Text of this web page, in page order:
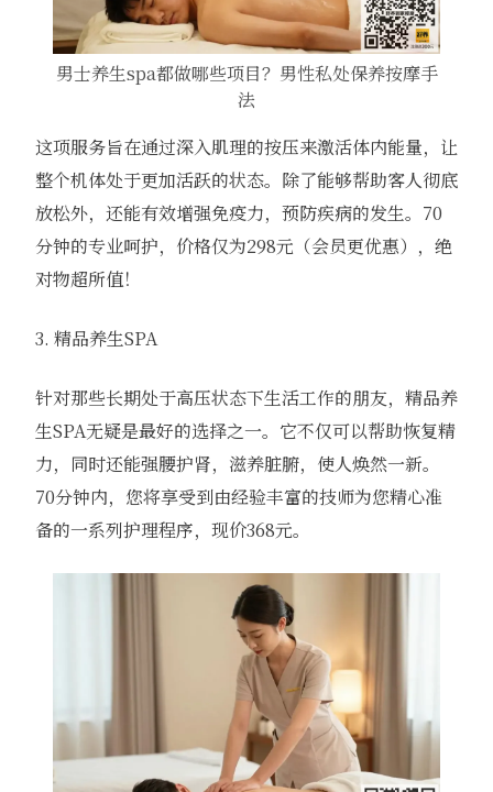
男士养生spa都做哪些项目？男性私处保养按摩手
法
这项服务旨在通过深入肌理的按压来激活体内能量，让
整个机体处于更加活跃的状态。除了能够帮助客人彻底
放松外，还能有效增强免疫力，预防疾病的发生。70
分钟的专业呵护，价格仅为298元（会员更优惠），绝
对物超所值！
3. 精品养生SPA
针对那些长期处于高压状态下生活工作的朋友，精品养
生SPA无疑是最好的选择之一。它不仅可以帮助恢复精
力，同时还能强腰护肾，滋养脏腑，使人焕然一新。
70分钟内，您将享受到由经验丰富的技师为您精心准
备的一系列护理程序，现价368元。